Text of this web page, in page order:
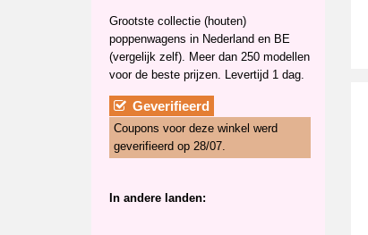
Grootste collectie (houten)
poppenwagens in Nederland en BE
(vergelijk zelf). Meer dan 250 modellen
voor de beste prijzen. Levertijd 1 dag.
Geverifieerd
Coupons voor deze winkel werd
geverifieerd op 28/07.
In andere landen: